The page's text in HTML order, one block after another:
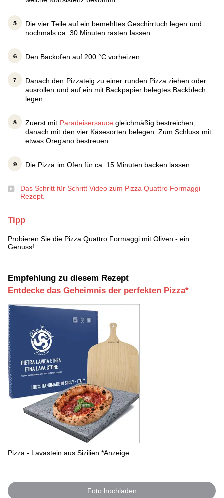
Die vier Teile auf ein bemehltes Geschirrtuch legen und
nochmals ca. 30 Minuten rasten lassen.
Den Backofen auf 200 °C vorheizen.
Danach den Pizzateig zu einer runden Pizza ziehen oder
ausrollen und auf ein mit Backpapier belegtes Backblech
legen.
Zuerst mit Paradeisersauce gleichmäßig bestreichen,
danach mit den vier Käsesorten belegen. Zum Schluss mit
etwas Oregano bestreuen.
Die Pizza im Ofen für ca. 15 Minuten backen lassen.
Das Schritt für Schritt Video zum Pizza Quattro Formaggi
Rezept.
Tipp
Probieren Sie die Pizza Quattro Formaggi mit Oliven - ein
Genuss!
Empfehlung zu diesem Rezept
Entdecke das Geheimnis der perfekten Pizza*
Pizza - Lavastein aus Sizilien *Anzeige
Foto hochladen